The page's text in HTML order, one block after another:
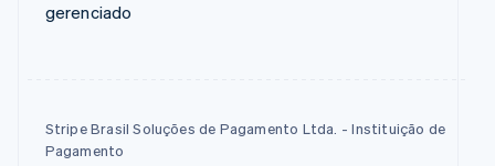
gerenciado
Stripe Brasil Soluções de Pagamento Ltda. - Instituição de
Pagamento